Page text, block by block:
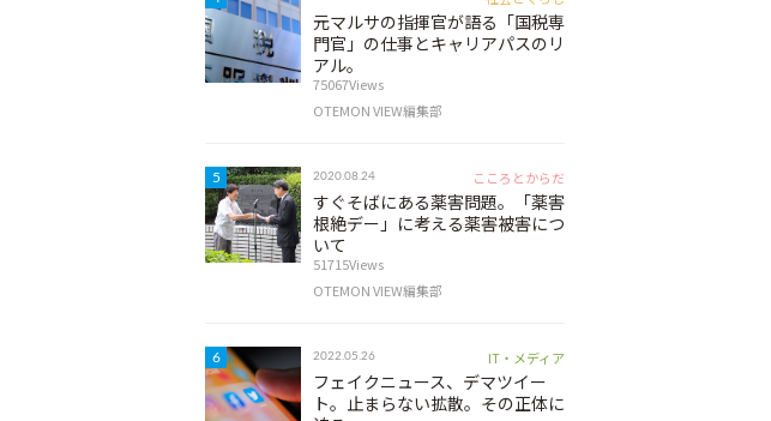
元マルサの指揮官が語る「国税専
門官」の仕事とキャリアパスのリ
アル。
75067Views
OTEMON VIEW編集部
5 2020.08.24 こころとからだ
すぐそばにある薬害問題。「薬害
根絶デー」に考える薬害被害につ
いて
51715Views
OTEMON VIEW編集部
6 2022.05.26 IT・メディア
フェイクニュース、デマツイー
ト。止まらない拡散。その正体に